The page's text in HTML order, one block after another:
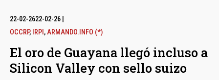
22-02-2622-02-26
OCCRP, IRPI ,ARMANDO.INFO (*)
El oro de Guayana llegó incluso a
Silicon Valley con sello suizo